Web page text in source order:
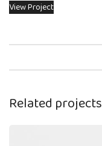
View Project
Related projects